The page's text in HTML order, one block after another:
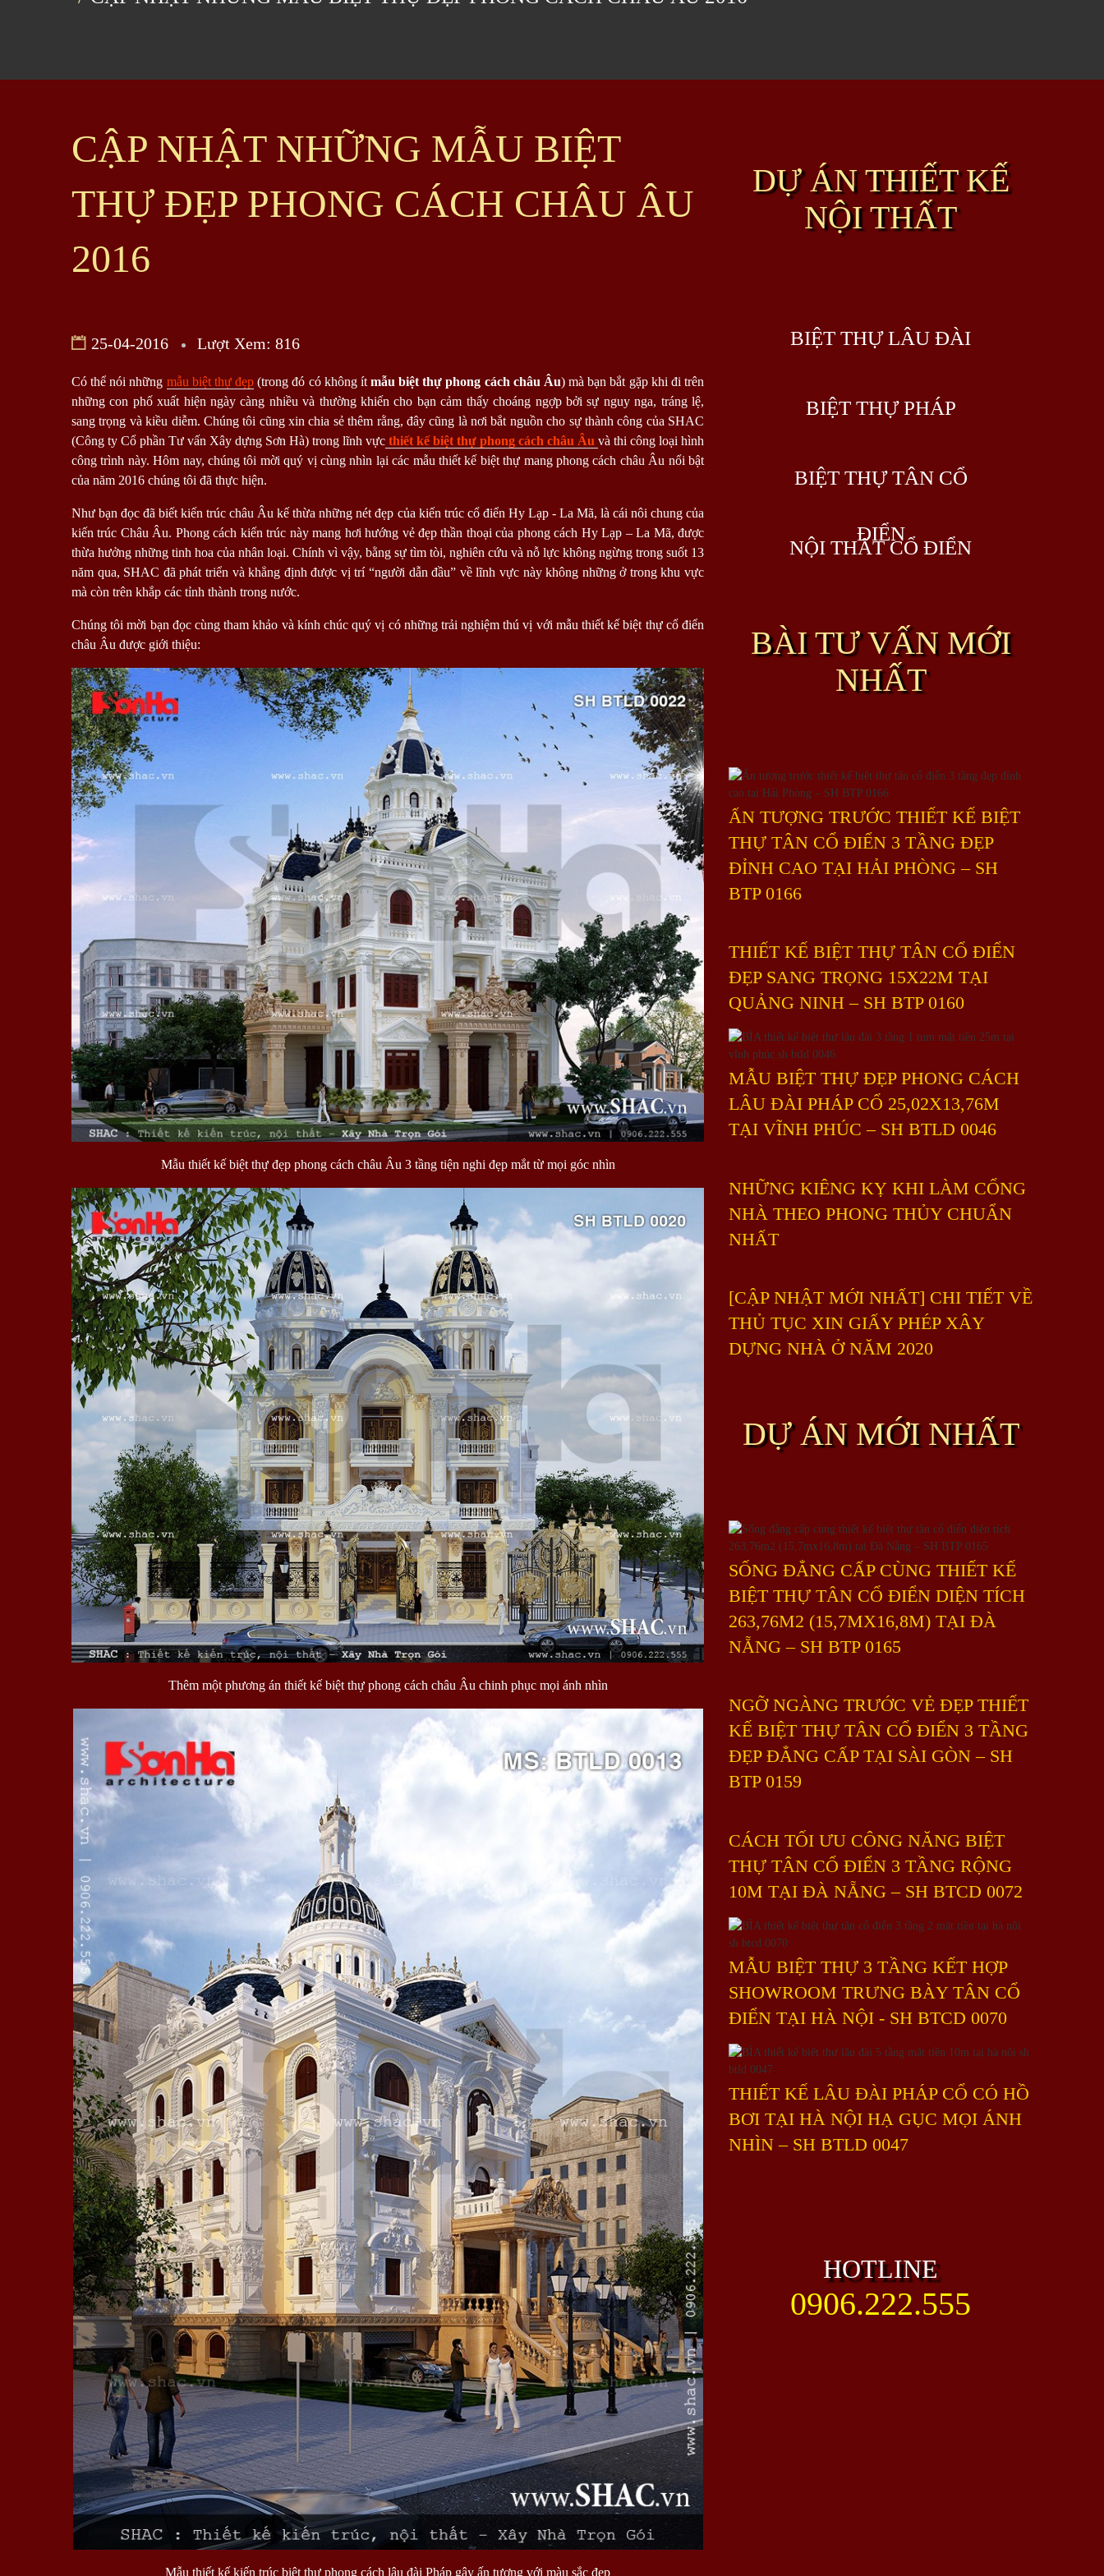
CẬP NHẬT NHỮNG MẪU BIỆT
THỰ ĐẸP PHONG CÁCH CHÂU ÂU
2016
25-04-2016 Lượt Xem: 816
Có thể nói những mẫu biệt thự đẹp (trong đó có không ítmẫu biệt thự phong cách châu Âu) mà bạn bắt gặp khi đi trên
những con phố xuất hiện ngày càng nhiều và thường khiến cho bạn cảm thấy choáng ngợp bởi sự nguy nga, tráng lệ,
sang trọng và kiều diễm. Chúng tôi cũng xin chia sẻ thêm rằng, đây cũng là nơi bắt nguồn cho sự thành công của SHAC
(Công ty Cổ phần Tư vấn Xây dựng Sơn Hà) trong lĩnh vực thiết kế biệt thự phong cách châu Âu và thi công loại hình
công trình này. Hôm nay, chúng tôi mời quý vị cùng nhìn lại các mẫu thiết kế biệt thự mang phong cách châu Âu nổi bật
của năm 2016 chúng tôi đã thực hiện.
Như bạn đọc đã biết kiến trúc châu Âu kế thừa những nét đẹp của kiến trúc cổ điển Hy Lạp - La Mã, là cái nôi chung của
kiến trúc Châu Âu. Phong cách kiến trúc này mang hơi hướng vẻ đẹp thần thoại của phong cách Hy Lạp – La Mã, được
thừa hưởng những tinh hoa của nhân loại. Chính vì vậy, bằng sự tìm tòi, nghiên cứu và nỗ lực không ngừng trong suốt 13
năm qua, SHAC đã phát triển và khẳng định được vị trí “người dẫn đầu” về lĩnh vực này không những ở trong khu vực
mà còn trên khắp các tỉnh thành trong nước.
Chúng tôi mời bạn đọc cùng tham khảo và kính chúc quý vị có những trải nghiệm thú vị với mẫu thiết kế biệt thự cổ điển
châu Âu được giới thiệu:
Mẫu thiết kế biệt thự đẹp phong cách châu Âu 3 tầng tiện nghi đẹp mắt từ mọi góc nhìn
Thêm một phương án thiết kế biệt thự phong cách châu Âu chinh phục mọi ánh nhìn
Mẫu thiết kế kiến trúc biệt thự phong cách lâu đài Pháp gây ấn tượng với màu sắc đẹp
DỰ ÁN THIẾT KẾ
NỘI THẤT
BIỆT THỰ LÂU ĐÀI
BIỆT THỰ PHÁP
BIỆT THỰ TÂN CỔ
ĐIỂN
NỘI THẤT CỔ ĐIỂN
BÀI TƯ VẤN MỚI
NHẤT
ẤN TƯỢNG TRƯỚC THIẾT KẾ BIỆT
THỰ TÂN CỔ ĐIỂN 3 TẦNG ĐẸP
ĐỈNH CAO TẠI HẢI PHÒNG – SH
BTP 0166
THIẾT KẾ BIỆT THỰ TÂN CỔ ĐIỂN
ĐẸP SANG TRỌNG 15X22M TẠI
QUẢNG NINH – SH BTP 0160
MẪU BIỆT THỰ ĐẸP PHONG CÁCH
LÂU ĐÀI PHÁP CỔ 25,02X13,76M
TẠI VĨNH PHÚC – SH BTLD 0046
NHỮNG KIÊNG KỴ KHI LÀM CỔNG
NHÀ THEO PHONG THỦY CHUẨN
NHẤT
[CẬP NHẬT MỚI NHẤT] CHI TIẾT VỀ
THỦ TỤC XIN GIẤY PHÉP XÂY
DỰNG NHÀ Ở NĂM 2020
DỰ ÁN MỚI NHẤT
SỐNG ĐẲNG CẤP CÙNG THIẾT KẾ
BIỆT THỰ TÂN CỔ ĐIỂN DIỆN TÍCH
263,76M2 (15,7MX16,8M) TẠI ĐÀ
NẴNG – SH BTP 0165
NGỠ NGÀNG TRƯỚC VẺ ĐẸP THIẾT
KẾ BIỆT THỰ TÂN CỔ ĐIỂN 3 TẦNG
ĐẸP ĐẲNG CẤP TẠI SÀI GÒN – SH
BTP 0159
CÁCH TỐI ƯU CÔNG NĂNG BIỆT
THỰ TÂN CỔ ĐIỂN 3 TẦNG RỘNG
10M TẠI ĐÀ NẴNG – SH BTCD 0072
MẪU BIỆT THỰ 3 TẦNG KẾT HỢP
SHOWROOM TRƯNG BÀY TÂN CỔ
ĐIỂN TẠI HÀ NỘI - SH BTCD 0070
THIẾT KẾ LÂU ĐÀI PHÁP CỔ CÓ HỒ
BƠI TẠI HÀ NỘI HẠ GỤC MỌI ÁNH
NHÌN – SH BTLD 0047
HOTLINE
0906.222.555